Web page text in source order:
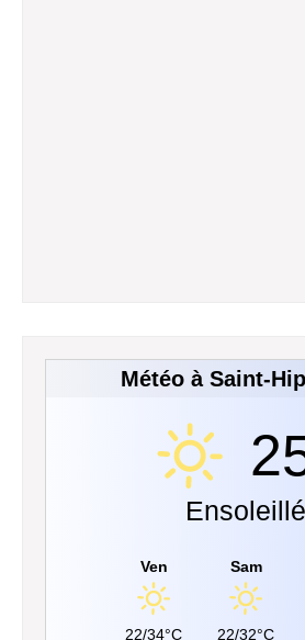
Météo à Saint-
Ensoleillé
Ven
22/34°C
Sam
22/32°C